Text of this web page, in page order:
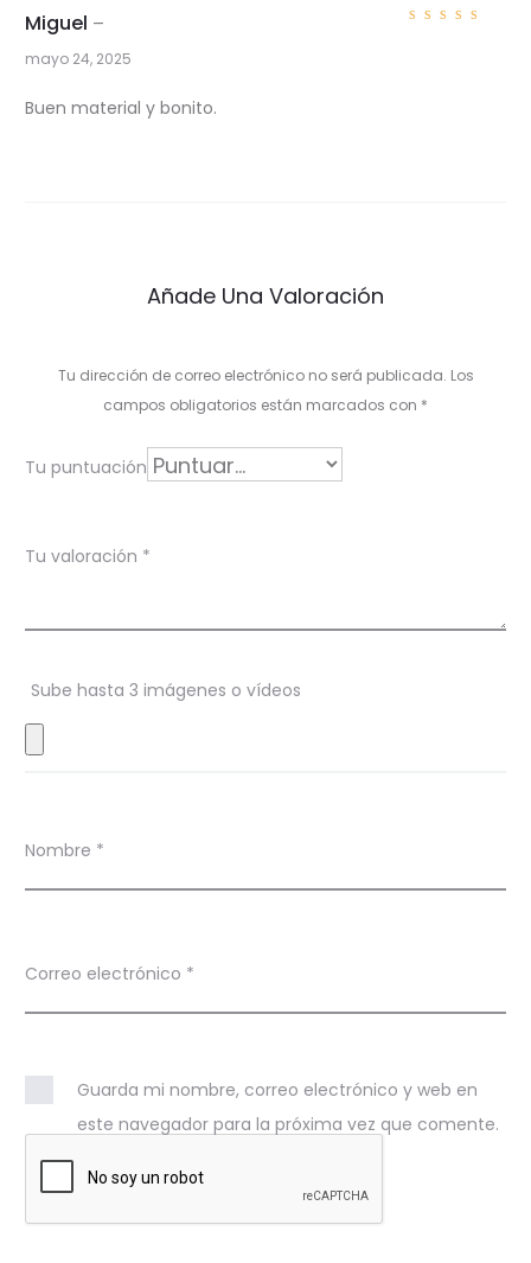
r
a
c
L
C
e
c
i
n
d
A
d
n
P
n
Miguel –
mayo 24, 2025
Buen material y bonito.
Añade Una Valoración
Tu dirección de correo electrónico no será publicada. Los
campos obligatorios están marcados con *
Tu puntuación
Tu valoración *
Sube hasta 3 imágenes o vídeos
Nombre *
Correo electrónico *
Guarda mi nombre, correo electrónico y web en
este navegador para la próxima vez que comente.